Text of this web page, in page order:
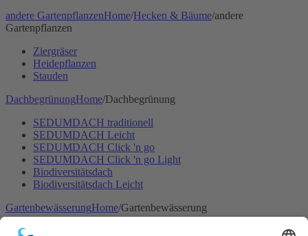
andere GartenpflanzenHome/Hecken & Bäume/andere
Gartenpflanzen
Ziergräser
Heidepflanzen
Stauden
DachbegrünungHome/Dachbegrünung
SEDUMDACH traditionell
SEDUMDACH Leicht
SEDUMDACH Click 'n go
SEDUMDACH Click 'n go Light
Biodiversitätsdach
Biodiversitätsdach Leicht
GartenbewässerungHome/Gartenbewässerung